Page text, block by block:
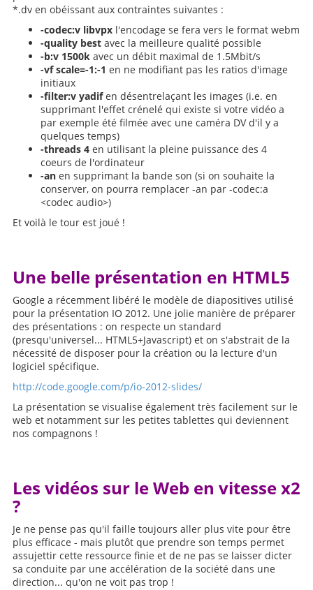
*.dv en obéissant aux contraintes suivantes :
-codec:v libvpxl'encodage se fera vers le format webm
-quality bestavec la meilleure qualité possible
-b:v 1500kavec un débit maximal de 1.5Mbit/s
-vf scale=-1:-1 en ne modifiant pas les ratios d'image
initiaux
-filter:v yadifen désentrelaçant les images (i.e. en
supprimant l'effet crénelé qui existe si votre vidéo a
par exemple été filmée avec une caméra DV d'il y a
quelques temps)
-threads 4en utilisant la pleine puissance des 4
coeurs de l'ordinateur
-anen supprimant la bande son (si on souhaite la
conserver, on pourra remplacer -an par -codec:a
<codec audio>)
Et voilà le tour est joué !
Une belle présentation en HTML5
Google a récemment libéré le modèle de diapositives utilisé
pour la présentation IO 2012. Une jolie manière de préparer
des présentations : on respecte un standard
(presqu'universel... HTML5+Javascript) et on s'abstrait de la
nécessité de disposer pour la création ou la lecture d'un
logiciel spécifique.
http://code.google.com/p/io-2012-slides/
La présentation se visualise également très facilement sur le
web et notamment sur les petites tablettes qui deviennent
nos compagnons !
Les vidéos sur le Web en vitesse x2
?
Je ne pense pas qu'il faille toujours aller plus vite pour être
plus efficace - mais plutôt que prendre son temps permet
assujettir cette ressource finie et de ne pas se laisser dicter
sa conduite par une accélération de la société dans une
direction... qu'on ne voit pas trop !